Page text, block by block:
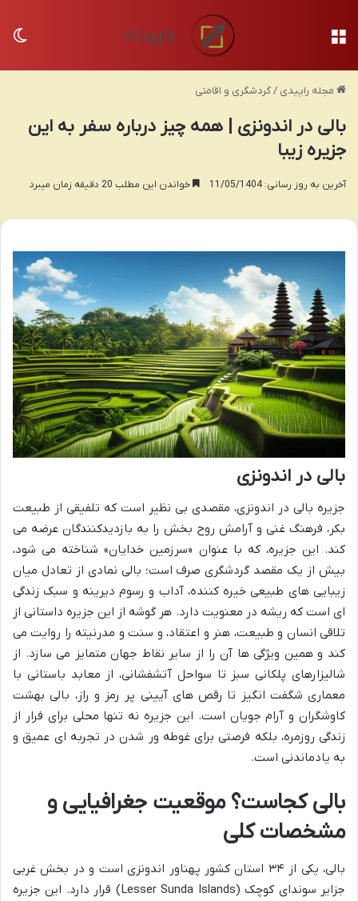
مجله راپیدی /گردشگری و اقامتی
بالی در اندونزی | همه چیز درباره سفر به این
جزیره زیبا
آخرین به روز رسانی: 11/05/1404 خواندن این مطلب 20 دقیقه زمان میبرد
بالی در اندونزی
جزیره بالی در اندونزی، مقصدی بی نظیر است که تلفیقی از طبیعت
بکر، فرهنگ غنی و آرامش روح بخش را به بازدیدکنندگان عرضه می
کند. این جزیره، که با عنوان «سرزمین خدایان» شناخته می شود،
بیش از یک مقصد گردشگری صرف است؛ بالی نمادی از تعادل میان
زیبایی های طبیعی خیره کننده، آداب و رسوم دیرینه و سبک زندگی
ای است که ریشه در معنویت دارد. هر گوشه از این جزیره داستانی از
تلاقی انسان و طبیعت، هنر و اعتقاد، و سنت و مدرنیته را روایت می
کند و همین ویژگی ها آن را از سایر نقاط جهان متمایز می سازد. از
شالیزارهای پلکانی سبز تا سواحل آتشفشانی، از معابد باستانی با
معماری شگفت انگیز تا رقص های آیینی پر رمز و راز، بالی بهشت
کاوشگران و آرام جویان است. این جزیره نه تنها محلی برای فرار از
زندگی روزمره، بلکه فرصتی برای غوطه ور شدن در تجربه ای عمیق و
به یادماندنی است.
بالی کجاست؟ موقعیت جغرافیایی و
مشخصات کلی
بالی، یکی از ۳۴ استان کشور پهناور اندونزی است و در بخش غربی
جزایر سوندای کوچک (Lesser Sunda Islands) قرار دارد. این جزیره